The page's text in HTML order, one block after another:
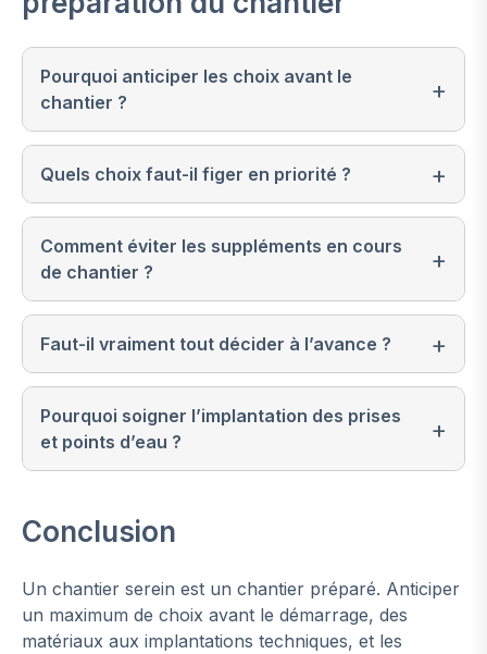
Pourquoi anticiper les choix avant le
chantier ?
Quels choix faut-il figer en priorité ?
Comment éviter les suppléments en cours
de chantier ?
Faut-il vraiment tout décider à l’avance ?
Pourquoi soigner l’implantation des prises
et points d’eau ?
Conclusion
Un chantier serein est un chantier préparé. Anticiper
un maximum de choix avant le démarrage, des
matériaux aux implantations techniques, et les